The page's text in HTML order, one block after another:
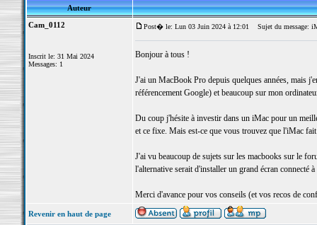
Auteur
Cam_0112
Inscrit le: 31 Mai 2024
Messages: 1
Post� le: Lun 03 Juin 2024 à 12:01 Sujet du message:
Bonjour à tous !
J'ai un MacBook Pro depuis quelques années, mais
référencement Google) et beaucoup sur mon
Du coup j'hésite à investir dans un iMac pour un
et ce fixe. Mais est-ce que vous trouvez que l'iMac
J'ai vu beaucoup de sujets sur les macbooks sur le
l'alternative serait d'installer un grand écran connecté
Merci d'avance pour vos conseils (et vos recos de
Revenir en haut de page